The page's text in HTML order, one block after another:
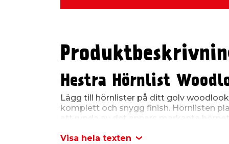
Hestra Hörnlist
Lägg till hörnlister på ditt golv
komplett och snygg finish. Hörnlisten
att runda av det annars markanta hörnet
återvinningsbar polypropen som tål det
Visa hela texten